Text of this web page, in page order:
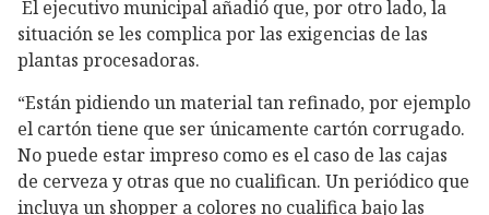
El ejecutivo municipal añadió que, por otro lado, la
situación se les complica por las exigencias de las
plantas procesadoras.
“Están pidiendo un material tan refinado, por ejemplo
el cartón tiene que ser únicamente cartón corrugado.
No puede estar impreso como es el caso de las cajas
de cerveza y otras que no cualifican. Un periódico que
incluya un shopper a colores no cualifica bajo las